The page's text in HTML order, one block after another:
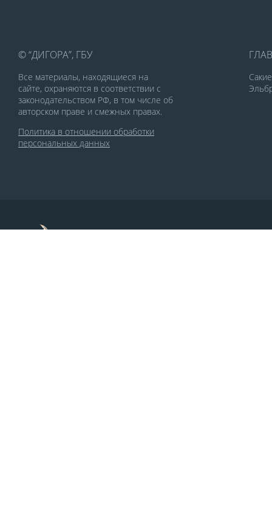
© “ДИГОРА”, ГБУ
Все материалы, находящиеся на
сайте, охраняются в соответствии с
законодательством РФ, в том числе об
авторском праве и смежных правах.
Политика в отношении обработки
персональных данных